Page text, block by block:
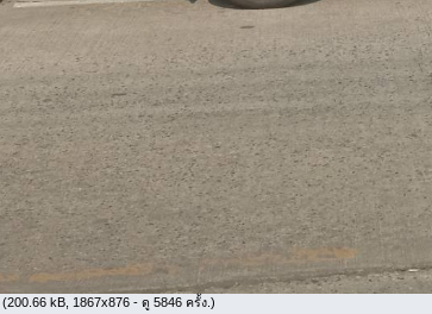
(200.66 kB, 1867x876 - ดู 5846 ครั้ง.)